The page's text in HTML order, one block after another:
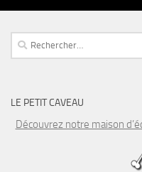
Rechercher :
LE PETIT CAVEAU
Découvrez notre maison